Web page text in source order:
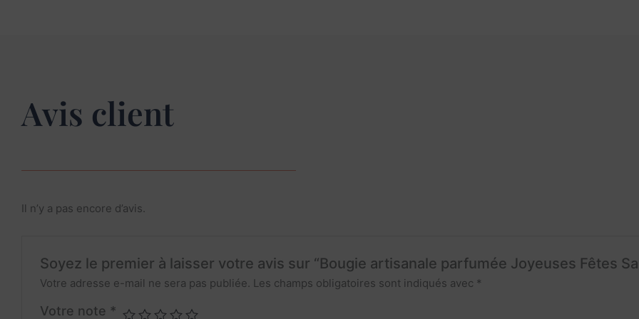
Avis client
Il n’y a pas encore d’avis.
Soyez le premier à laisser votre avis sur “Bougie artisanale parfumée Joyeuses Fêtes
Votre adresse e-mail ne sera pas publiée. Les champs obligatoires sont indiqués avec *
Votre note *